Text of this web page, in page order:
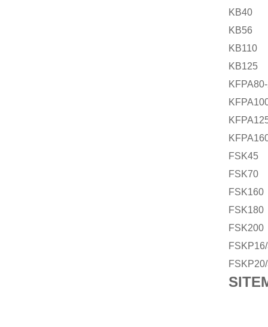
KB40
KB56
KB110
KB125
FSK45
FSK70
FSK160
FSK180
FSK200